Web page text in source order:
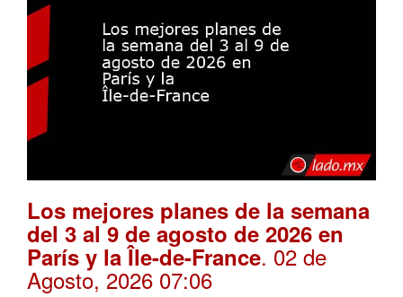
Los mejores planes de la semana
del 3 al 9 de agosto de 2026 en
París y la Île-de-France. 02 de
Agosto, 2026 07:06